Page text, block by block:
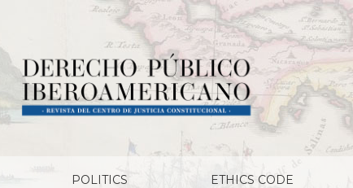
Novelties of neoconstitutionalism and the
POLITICS ETHICS CODE